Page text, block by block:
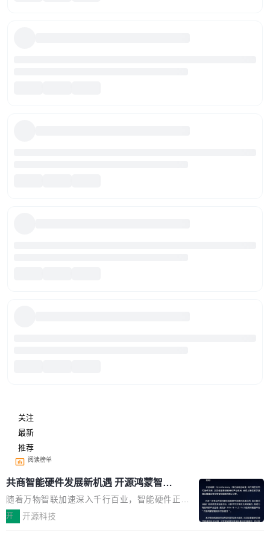
关注
最新
推荐
阅读榜单
共商智能硬件发展新机遇 开源鸿蒙智能
硬件开发者日杭州站即将举行
随着万物智联加速深入千行百业，智能硬件正从
单点设备迈向智能化、网联化、协同化发展。作
开 开源科技